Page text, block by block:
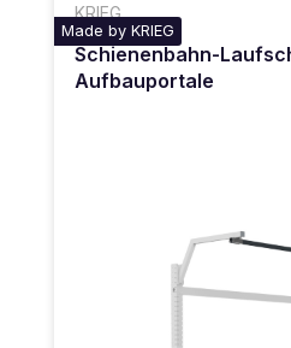
KRIEG
Made by KRIEG
Schienenbahn-
Aufbauportale